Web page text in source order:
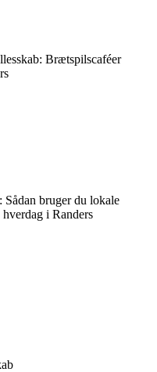
Brætspilscaféer
Sådan bruger du lokale
i Randers